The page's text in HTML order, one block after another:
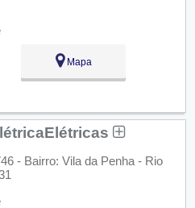
Mapa
- Bairro: Vila da Penha - Rio